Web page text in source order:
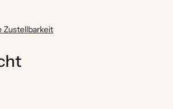
Zustellbarkeit